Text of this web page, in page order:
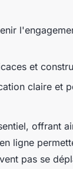
et
claire et
offrant
ligne
pas se